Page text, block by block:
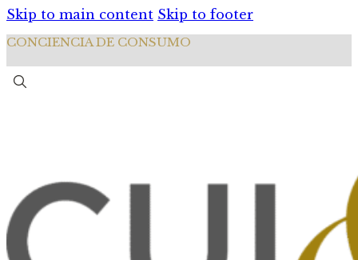
Skip to main content Skip to footer
CONCIENCIA DE CONSUMO